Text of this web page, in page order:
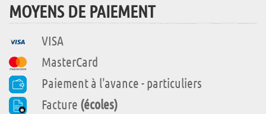
MOYENS DE PAIEMENT
VISA
MasterCard
Paiement à l'avance - particuliers
Facture (écoles)